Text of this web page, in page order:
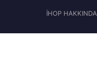
İHOP HAKKINDA